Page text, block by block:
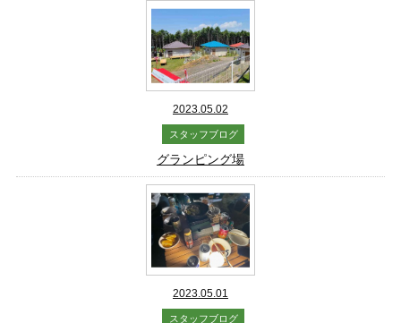
2023.05.02
スタッフブログ
グランピング場
2023.05.01
スタッフブログ